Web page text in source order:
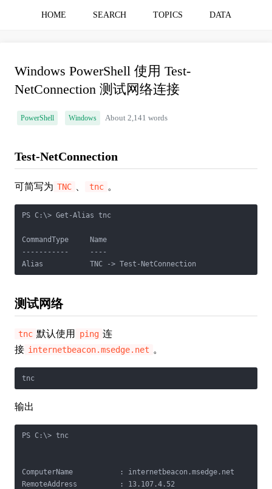
HOME SEARCH TOPICS DATA
Windows PowerShell 使用 Test-
NetConnection 测试网络连接
PowerShell Windows About 2,141 words
Test-NetConnection
可简写为 TNC tnc 。
PS C:\> Get-Alias tnc
CommandType     Name
-----------     ----
Alias           TNC -> Test-NetConnection
测试网络
tnc 默认使用 ping 连
接 internetbeacon.msedge.net 。
tnc
输出
PS C:\> tnc
ComputerName           : internetbeacon.msedge.net
RemoteAddress          : 13.107.4.52